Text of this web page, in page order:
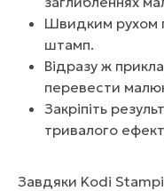
Швидким рухом
штамп.
Відразу ж
перевести
Закріпіть
тривалого
Завдяки Kodi